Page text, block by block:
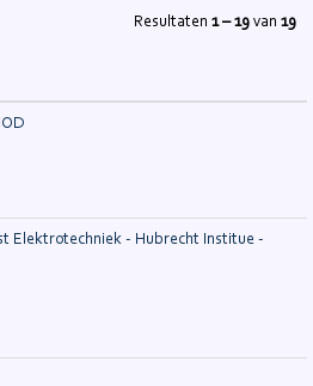
Resultaten 1 – 19 van 19
Elektrotechniek - Hubrecht Institue -